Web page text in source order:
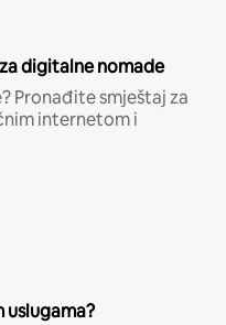
digitalne nomade
Pronađite smještaj za
internetom i